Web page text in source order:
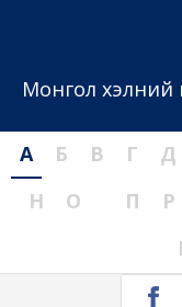
Монгол хэлний
А Б В Г Д
Н
О П Р